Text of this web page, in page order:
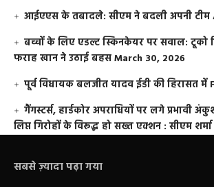
आईएएस के तबादले: सीएम ने बदली अपनी टीम
बच्चों के लिए एडल्ट स्किनकेयर पर सवाल:
फराह खान ने उठाई बहसMarch 30, 2026
पूर्व विधायक बलजीत यादव ईडी की हिरासत में
गैंगस्टर्स, हार्डकोर अपराधियों पर लगे प्रभावी
लिप्त गिरोहों के विरूद्ध हो सख्त एक्शन : सीएम शर्मा
सबसे ज़्यादा पढ़ा गया